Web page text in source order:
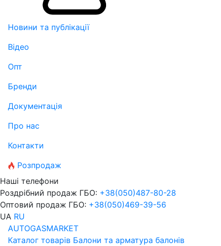
Новини та публікації
Відео
Опт
Бренди
Документація
Про нас
Контакти
Розпродаж
Наші телефони
Роздрібний продаж ГБО: +38(050)487-80-28
Оптовий продаж ГБО: +38(050)469-39-56
UA RU
AUTOGASMARKET
Каталог товарів Балони та арматура балонів